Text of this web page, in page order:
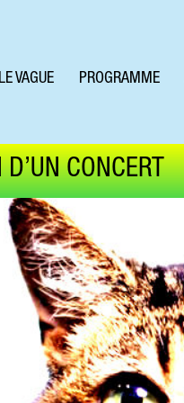
VAGUE PROGRAMME
CONCERT